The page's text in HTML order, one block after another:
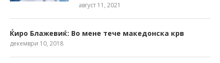
август 11, 2021
Ќиро Блажевиќ: Во мене тече македонска крв
декември 10, 2018